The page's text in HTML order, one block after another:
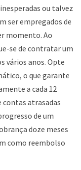
ou talvez
ser empregados de
momento. Ao
se de contratar um
vários anos. Opte
o que garante
a cada 12
contas atrasadas
de um
doze meses
como reembolso